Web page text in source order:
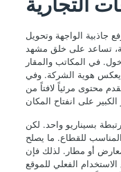
جاذبية الواجهة وتحويل
تساعد على خلق مشهد
في المكاتب والمقار
يعكس هوية الشركة. وفي
محتوى مرئياً لافتاً من
بسيناريو واحد. لكن
للقطاع. ما يصلح
معارض أو مطار. لذلك فإن
الفعلي للموقع